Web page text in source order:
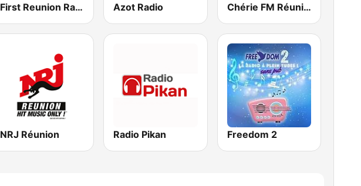
First Reunion Radio Azot Radio Chérie FM Réunion
NRJ Réunion Radio Pikan Freedom 2